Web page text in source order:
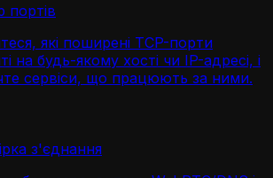
портів
які поширені TCP-порти
на будь-якому хості чи IP-адресі, і
сервіси, що працюють за ними.
з'єднання